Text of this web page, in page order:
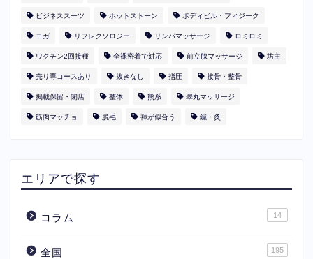
ビジネススーツ ホットストーン ボディビル・フィジーク
ヨガ リフレクソロジー リンパマッサージ ロミロミ
ワクチン2回接種 全裸密着で対応 前立腺マッサージ 坊主
売り専コースあり 抜きなし 指圧 接骨・整骨
掲載保留・閉店 整体 熊系 睾丸マッサージ
筋肉マッチョ 脱毛 褌が似合う 鍼・灸
エリアで探す
コラム 14
全国 195